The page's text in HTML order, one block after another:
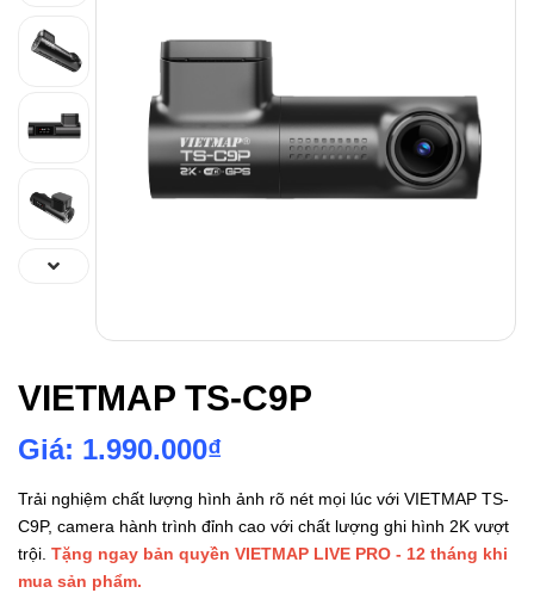
VIETMAP TS-C9P
Giá: 1.990.000₫
Trải nghiệm chất lượng hình ảnh rõ nét mọi lúc với VIETMAP TS-
C9P, camera hành trình đỉnh cao với chất lượng ghi hình 2K vượt
trội. Tặng ngay bản quyền VIETMAP LIVE PRO - 12 tháng khi
mua sản phẩm.